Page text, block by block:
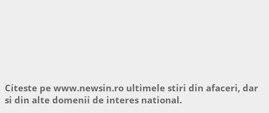
Citeste pe www.newsin.ro ultimele stiri din afaceri, dar
si din alte domenii de interes national.